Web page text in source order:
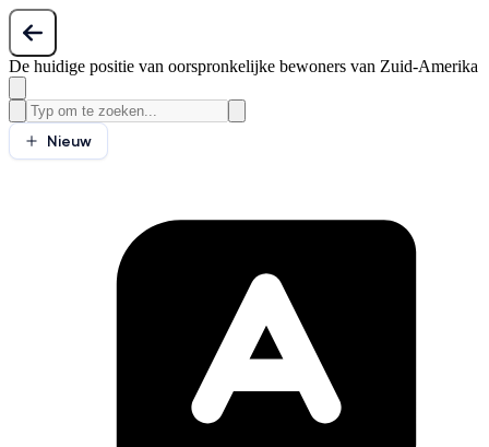
De huidige positie van oorspronkelijke bewoners van Zuid-Amerika
Nieuw